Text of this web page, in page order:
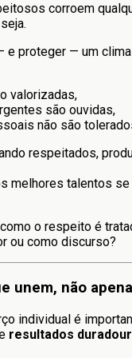
corroem
e proteger — um
valorizadas,
são ouvidas,
não são
respeitados,
melhores talentos se
como o respeito é
ou como discurso?
unem, não
individual é
resultados